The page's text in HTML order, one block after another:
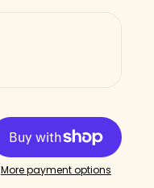
More payment options